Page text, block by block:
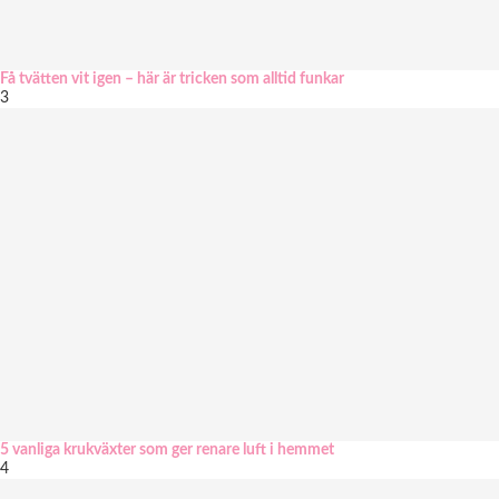
Få tvätten vit igen – här är tricken som alltid funkar
3
5 vanliga krukväxter som ger renare luft i hemmet
4